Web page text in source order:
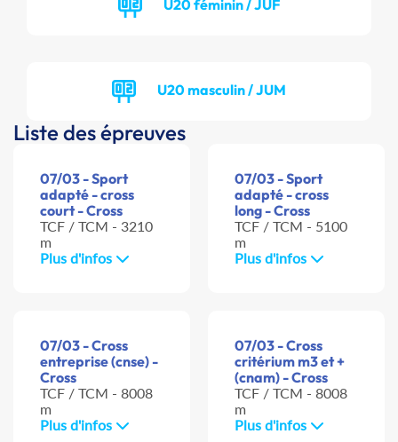
U20 féminin / JUF
U20 masculin / JUM
Liste des épreuves
07/03 - Sport
adapté - cross
court - Cross
TCF / TCM - 3210
m
Plus d'infos
07/03 - Sport
adapté - cross
long - Cross
TCF / TCM - 5100
m
Plus d'infos
07/03 - Cross
entreprise (cnse) -
Cross
TCF / TCM - 8008
m
Plus d'infos
07/03 - Cross
critérium m3 et +
(cnam) - Cross
TCF / TCM - 8008
m
Plus d'infos